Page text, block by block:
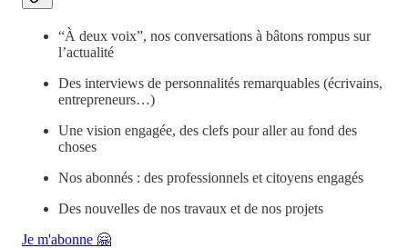
“À deux voix”, nos conversations à bâtons rompus sur
l’actualité
Des interviews de personnalités remarquables (écrivains,
entrepreneurs…)
Une vision engagée, des clefs pour aller au fond des
choses
Nos abonnés : des professionnels et citoyens engagés
Des nouvelles de nos travaux et de nos projets
Je m'abonne 🤗